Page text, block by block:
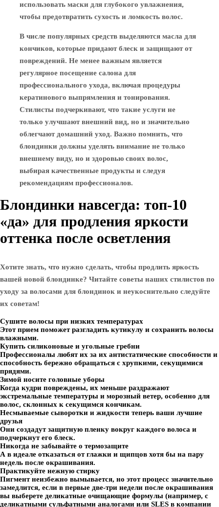
использовать маски для глубокого увлажнения,
чтобы предотвратить сухость и ломкость волос.
В числе популярных средств выделяются масла для
кончиков, которые придают блеск и защищают от
повреждений. Не менее важным является
регулярное посещение салона для
профессионального ухода, включая процедуры
кератинового выпрямления и тонирования.
Стилисты подчеркивают, что такие услуги не
только улучшают внешний вид, но и значительно
облегчают домашний уход. Важно помнить, что
блондинки должны уделять внимание не только
внешнему виду, но и здоровью своих волос,
выбирая качественные продукты и следуя
рекомендациям профессионалов.
Блондинки навсегда: топ-10
«да» для продления яркости
оттенка после осветления
Хотите знать, что нужно сделать, чтобы продлить яркость
вашей новой блондинке? Читайте советы наших стилистов по
уходу за волосами для блондинок и неукоснительно следуйте
их советам!
Сушите волосы при низких температурах
Этот прием поможет разгладить кутикулу и сохранить волосы
влажными.
Купить силиконовые и угольные гребни
Профессионалы любят их за их антистатические способности и
способность бережно обращаться с хрупкими, секущимися
прядями.
Зимой носите головные уборы
Когда кудри повреждены, их меньше раздражают
экстремальные температуры и морозный ветер, особенно для
волос, склонных к секущимся кончикам.
Несмываемые сыворотки и жидкости теперь ваши лучшие
друзья
Они создадут защитную пленку вокруг каждого волоса и
подчеркнут его блеск.
Никогда не забывайте о термозащите
А в идеале отказаться от глажки и щипцов хотя бы на пару
недель после окрашивания.
Практикуйте нежную стирку
Пигмент неизбежно вымывается, но этот процесс значительно
замедлится, если в первые две-три недели после окрашивания
вы выберете деликатные очищающие формулы (например, с
деликатными сульфатными аналогами или SLES в компании